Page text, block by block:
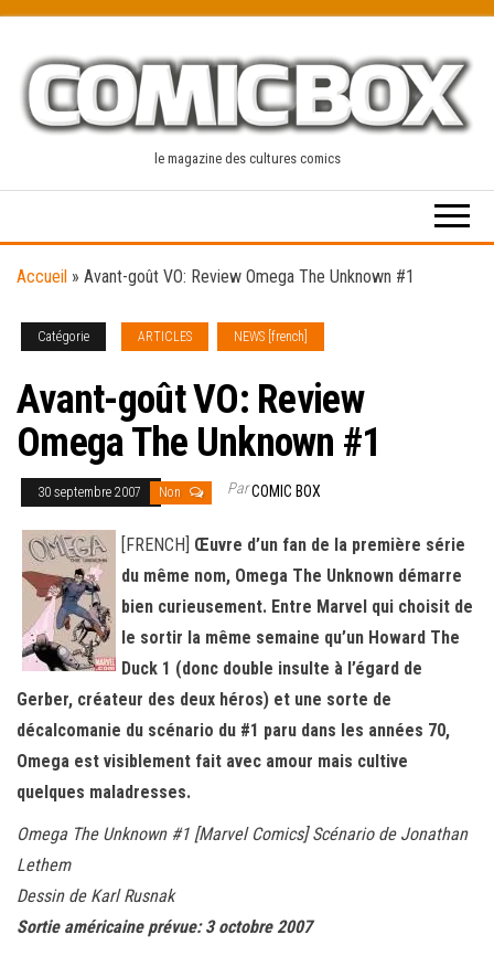
content
le magazine des cultures comics
Accueil » Avant-goût VO: Review Omega The Unknown #1
Catégorie ARTICLES NEWS [french]
Avant-goût VO: Review
Omega The Unknown #1
30 septembre 2007 Non ParCOMIC BOX
[FRENCH] Œuvre d’un fan de la première série
du même nom, Omega The Unknown démarre
bien curieusement. Entre Marvel qui choisit de
le sortir la même semaine qu’un Howard The
Duck 1 (donc double insulte à l’égard de
Gerber, créateur des deux héros) et une sorte de
décalcomanie du scénario du #1 paru dans les années 70,
Omega est visiblement fait avec amour mais cultive
quelques maladresses.
Omega The Unknown #1 [Marvel Comics] Scénario de Jonathan
Lethem
Dessin de Karl Rusnak
Sortie américaine prévue: 3 octobre 2007